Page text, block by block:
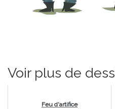
Voir plus de
Feu d'artifice